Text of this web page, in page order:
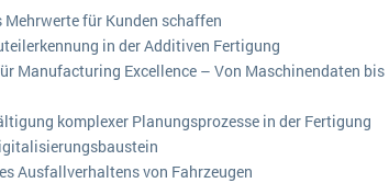
für Kunden schaffen
in der Additiven Fertigung
Manufacturing Excellence – Von Maschinendaten bis
komplexer Planungsprozesse in der Fertigung
Ausfallverhaltens von Fahrzeugen